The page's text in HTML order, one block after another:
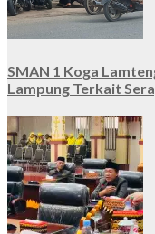
SMAN 1 Koga
Lampung Terkait